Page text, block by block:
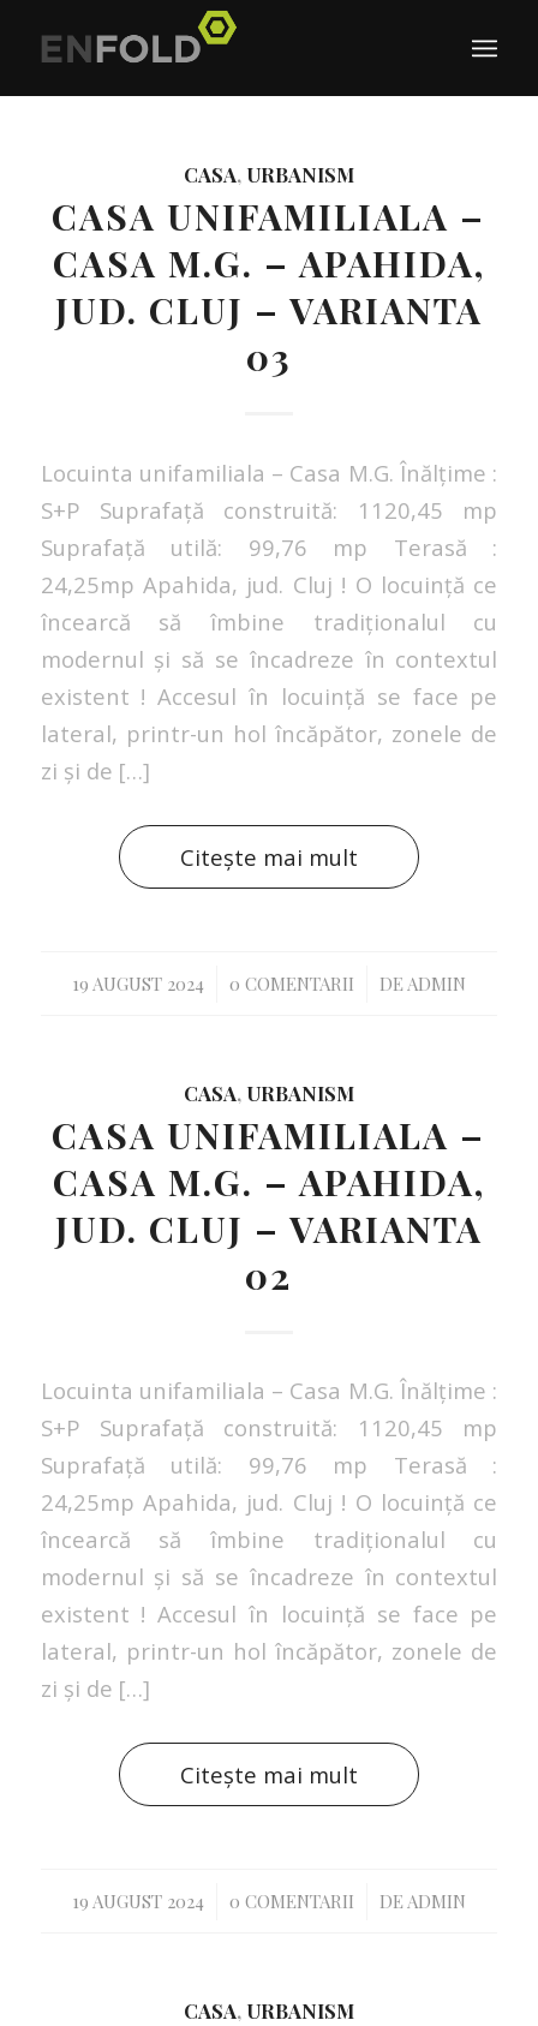
CASA, URBANISM
CASA UNIFAMILIALA –
CASA M.G. – APAHIDA,
JUD. CLUJ – VARIANTA
03
Locuinta unifamiliala – Casa M.G. Înălțime :
S+P Suprafață construită: 1120,45 mp
Suprafață utilă: 99,76 mp Terasă :
24,25mp Apahida, jud. Cluj ! O locuință ce
încearcă să îmbine tradiționalul cu
modernul și să se încadreze în contextul
existent ! Accesul în locuință se face pe
lateral, printr-un hol încăpător, zonele de
zi și de […]
Citește mai mult
19 AUGUST 2024
/ 0 COMENTARII
/ DE ADMIN
CASA, URBANISM
CASA UNIFAMILIALA –
CASA M.G. – APAHIDA,
JUD. CLUJ – VARIANTA
02
Locuinta unifamiliala – Casa M.G. Înălțime :
S+P Suprafață construită: 1120,45 mp
Suprafață utilă: 99,76 mp Terasă :
24,25mp Apahida, jud. Cluj ! O locuință ce
încearcă să îmbine tradiționalul cu
modernul și să se încadreze în contextul
existent ! Accesul în locuință se face pe
lateral, printr-un hol încăpător, zonele de
zi și de […]
Citește mai mult
19 AUGUST 2024
/ 0 COMENTARII
/ DEADMIN
CASA, URBANISM